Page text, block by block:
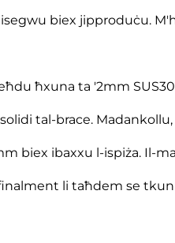
biex jipproduċu.
ħxuna ta '2mm
tal-brace.
biex ibaxxu l-ispiża. Il-
li taħdem se